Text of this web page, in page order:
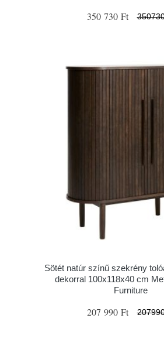
350 730 Ft
Sötét natúr színű szekrény
dekorral 100x118x40 cm
Furniture
207 990 Ft